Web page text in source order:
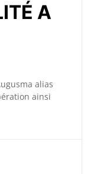
A
alias
ainsi